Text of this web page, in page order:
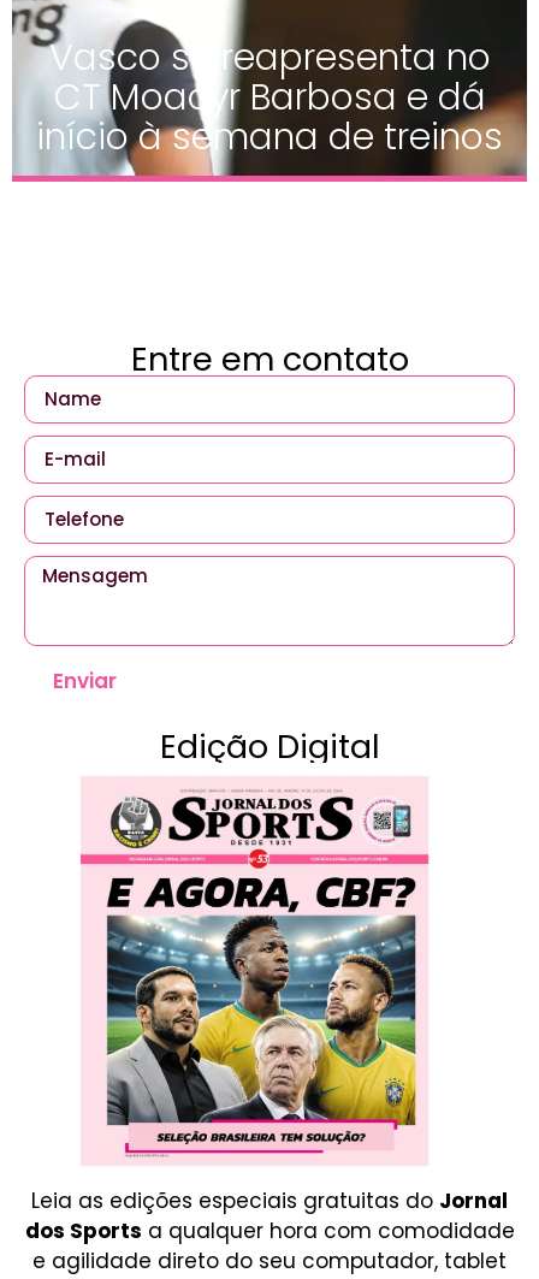
Vasco se reapresenta no
CT Moacyr Barbosa e dá
início à semana de treinos
Entre em contato
Enviar
Edição Digital
Leia as edições especiais gratuitas do Jornal
dos Sports a qualquer hora com comodidade
e agilidade direto do seu computador, tablet